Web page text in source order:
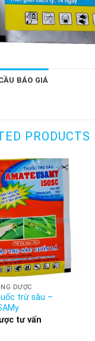
BÁO GIÁ
PRODUCTS
DƯỢC
trừ sâu –
tư vấn